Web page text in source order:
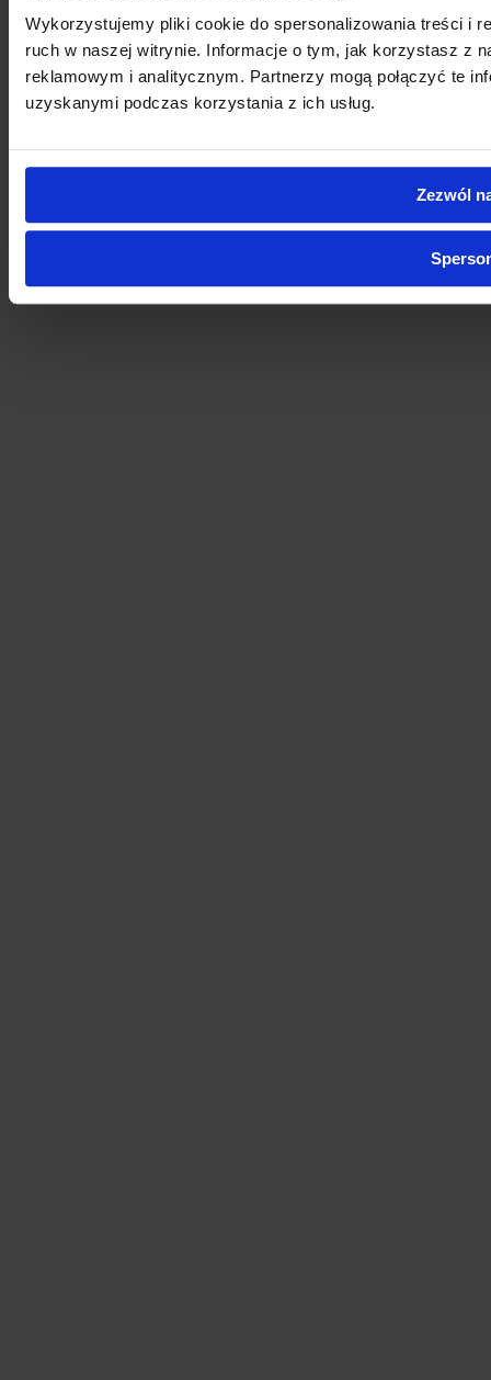
Wykorzystujemy pliki cookie do spersonalizowania treści i
ruch w naszej witrynie. Informacje o tym, jak korzystasz z
reklamowym i analitycznym. Partnerzy mogą połączyć te
uzyskanymi podczas korzystania z ich usług.
Zezwól